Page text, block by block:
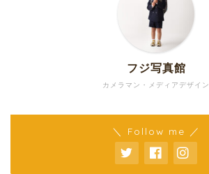
カメラマン・メディアデザイン
フジ写真館
＼ Follow me ／